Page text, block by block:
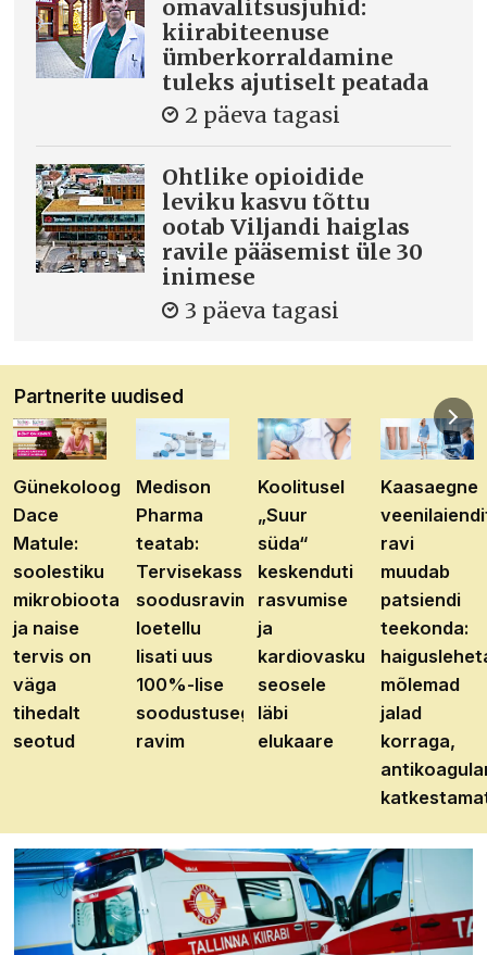
omavalitsusjuhid:
kiirabiteenuse
ümberkorraldamine
tuleks ajutiselt peatada
2 päeva tagasi
Ohtlike opioidide
leviku kasvu tõttu
ootab Viljandi haiglas
ravile pääsemist üle 30
inimese
3 päeva tagasi
Partnerite uudised
Günekoloog
Dace
Matule:
soolestiku
mikrobioota
ja naise
tervis on
väga
tihedalt
seotud
Medison
Pharma
teatab:
Tervisekassa
soodusravimite
loetellu
lisati uus
100%-lise
soodustusega
ravim
Koolitusel
„Suur
süda“
keskenduti
rasvumise
ja
kardiovaskulaarhaiguste
seosele
läbi
elukaare
Kaasaegne
ravi
muudab
patsiendi
teekonda:
mõlemad
jalad
korraga,